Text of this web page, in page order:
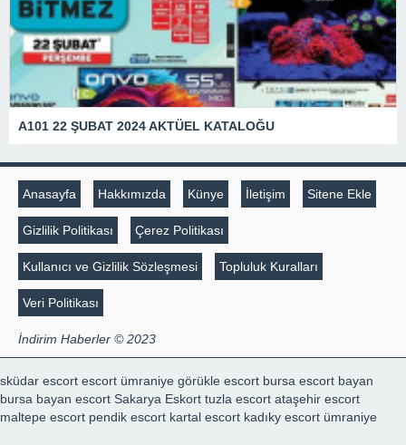
A101 22 ŞUBAT 2024 AKTÜEL KATALOĞU
Anasayfa Hakkımızda Künye İletişim Sitene Ekle
Gizlilik Politikası Çerez Politikası
Kullanıcı ve Gizlilik Sözleşmesi Topluluk Kuralları
Veri Politikası
İndirim Haberler © 2023
sküdar escort escort ümraniye görükle escort bursa escort bayan
bursa bayan escort Sakarya Eskort tuzla escort ataşehir escort
maltepe escort pendik escort kartal escort kadıky escort ümraniye